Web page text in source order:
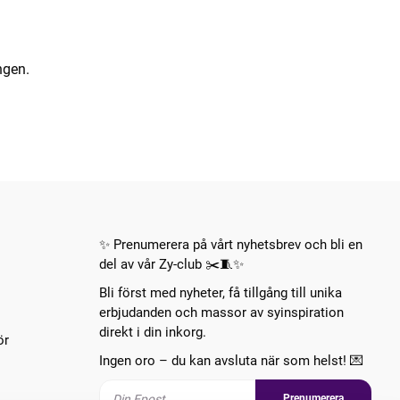
✨ Prenumerera på vårt nyhetsbrev och bli en
del av vår Zy-club ✂️🧵✨
Bli först med nyheter, få tillgång till unika
erbjudanden och massor av syinspiration
direkt i din inkorg.
Ingen oro – du kan avsluta när som helst! 💌